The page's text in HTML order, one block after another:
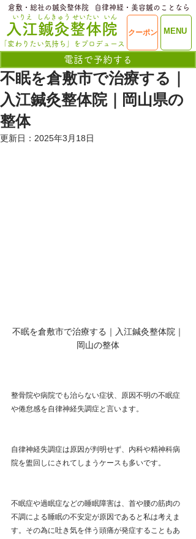
ME
​入江鍼灸整体院
いりえ
MENU
クーポン
電話で予約する
せいたい
しんきゅう いん
「変わりたい気持ち」をプロデュース
​倉敷・総社の鍼灸整体院 ​自律神経・美容鍼のことなら
不眠を倉敷市で治療する｜
入江鍼灸整体院｜岡山県の
整体
更新日： 2025年3月18日
不眠を倉敷市で治療する｜入江鍼灸整体院｜
岡山の整体
整骨院や病院でも治らない症状、原因不明の不眠症
や倦怠感を自律神経失調症と言います。
自律神経失調症は原因が判明せず、内科や精神科病
院を盥回しにされてしまうケースも多いです。
不眠症や過眠症などの睡眠障害は、首や腰の筋肉の
不調による睡眠の不安定が原因であると私は考えま
す。その為に吐き気を伴う頭痛が発症することもあ